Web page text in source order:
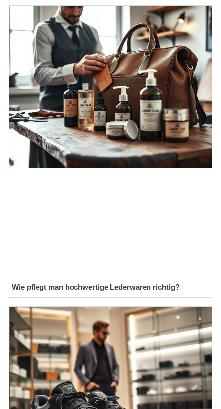
Wie pflegt man hochwertige Lederwaren richtig?